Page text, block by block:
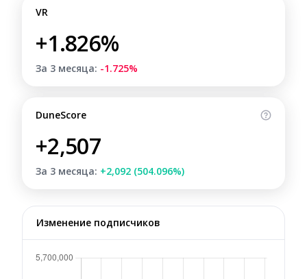
VR
+1.826%
За 3 месяца: -1.725%
DuneScore
+2,507
За 3 месяца: +2,092 (504.096%)
Изменение подписчиков